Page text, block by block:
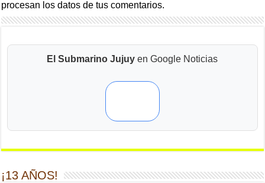
procesan los datos de tus comentarios.
El Submarino Jujuy en Google Noticias
¡13 AÑOS!